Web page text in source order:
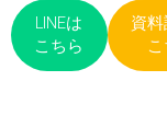
LINEは
こちら
資